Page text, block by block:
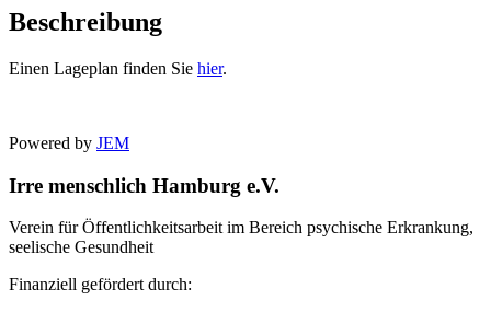
Beschreibung
Einen Lageplan finden Sie hier.
Powered by JEM
Irre menschlich Hamburg e.V.
Verein für Öffentlichkeitsarbeit im Bereich psychische Erkrankung,
seelische Gesundheit
Finanziell gefördert durch: